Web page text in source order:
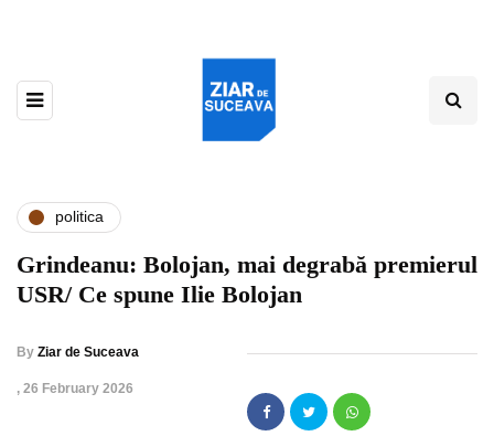
politica
Grindeanu: Bolojan, mai degrabă premierul
USR/ Ce spune Ilie Bolojan
By Ziar de Suceava
, 26 February 2026